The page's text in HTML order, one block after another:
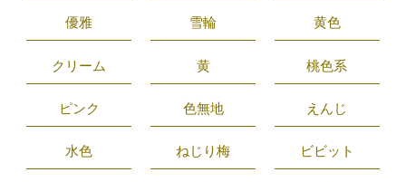
優雅 雪輪 黄色
クリーム 黄 桃色系
ピンク 色無地 えんじ
水色 ねじり梅 ビビット